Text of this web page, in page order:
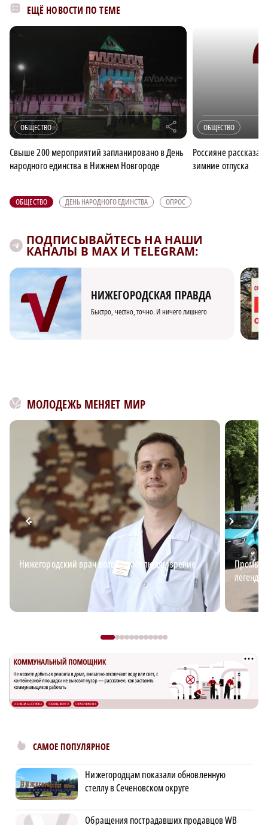
ЕЩЁ НОВОСТИ ПО ТЕМЕ
ОБЩЕСТВО r
Свыше 200 мероприятий запланировано в День
народного единства в Нижнем Новгороде
ОБЩЕСТВО
Россияне
зимние отпуска
ОБЩЕСТВО ДЕНЬ НАРОДНОГО ЕДИНСТВА ОПРОС
ПОДПИСЫВАЙТЕСЬ НА НАШИ
КАНАЛЫ В MAX И TELEGRAM:
НИЖЕГОРОДСКАЯ ПРАВДА
Быстро, честно, точно. И ничего лишнего
МОЛОДЕЖЬ МЕНЯЕТ МИР
Нижегородский врач возвращает людям зрение
САМОЕ ПОПУЛЯРНОЕ
Нижегородцам показали обновленную
стеллу в Сеченовском округе
Обращения пострадавших продавцов WB